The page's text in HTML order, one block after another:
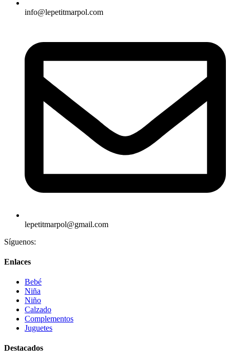
info@lepetitmarpol.com
lepetitmarpol@gmail.com
Síguenos:
Enlaces
Bebé
Niña
Niño
Calzado
Complementos
Juguetes
Destacados